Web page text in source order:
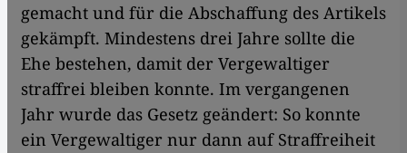
gemacht und für die Abschaffung des Artikels
gekämpft. Mindestens drei Jahre sollte die
Ehe bestehen, damit der Vergewaltiger
straffrei bleiben konnte. Im vergangenen
Jahr wurde das Gesetz geändert: So konnte
ein Vergewaltiger nur dann auf Straffreiheit